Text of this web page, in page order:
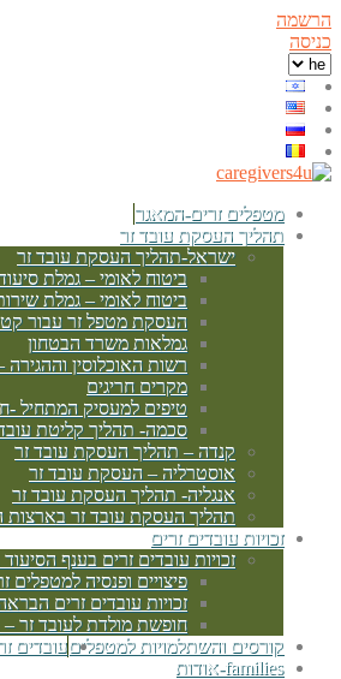
הרשמה
כניסה
מטפלים זרים-המאגר
תהליך העסקת עובד זר
ישראל-תהליך העסקת עובד זר
ביטוח לאומי – גמלת
ביטוח לאומי – גמלת
העסקת מטפל זר עבור
גמלאות משרד הבטחון
רשות האוכלוסין
מקרים חריגים
טיפים למעסיק המתחיל -
סכמה- תהליך קליטת
קנדה – תהליך העסקת עובד זר
אוסטרליה – העסקת עובד זר
אנגליה- תהליך העסקת עובד זר
תהליך העסקת עובד זר בארצות
זכויות עובדים זרים
זכויות עובדים זרים בענף
פיצויים ופנסיה למטפלים
זכויות עובדים זרים
חופשת מולדת לעובד זר –
קורסים והשתלמויות למטפליםעובדים
families-אודות